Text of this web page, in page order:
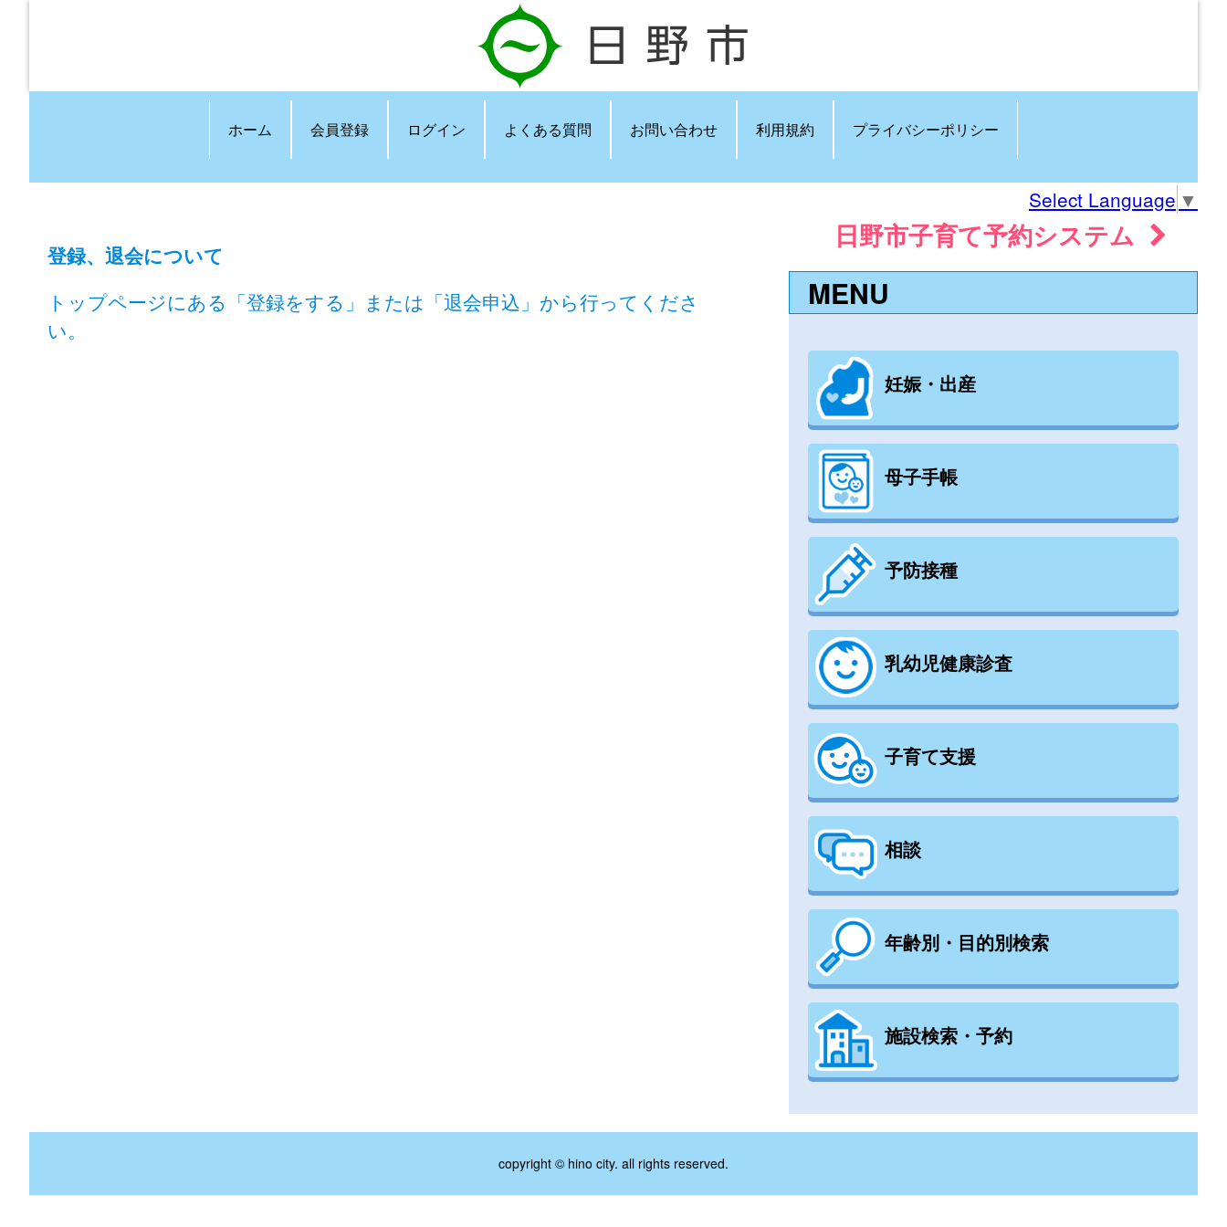
ホーム 会員登録 ログイン よくある質問 お問い合わせ 利用規約 プライバシーポリシー
Select Language ▼
登録、退会について
トップページにある「登録をする」または「退会申込」から行ってくださ
い。
日野市子育て予約システム
MENU
妊娠・出産
母子手帳
予防接種
乳幼児健康診査
子育て支援
相談
年齢別・目的別検索
施設検索・予約
copyright © hino city. all rights reserved.